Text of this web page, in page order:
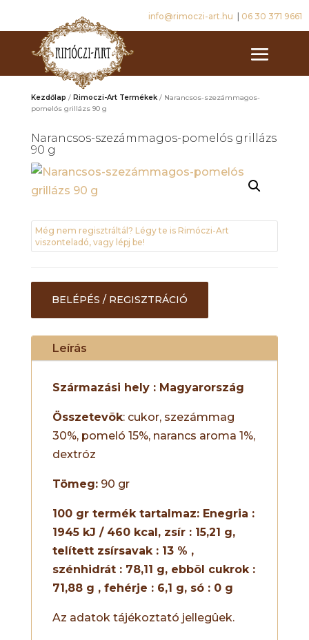
info@rimoczi-art.hu 06 30 371 9661
Kezdőlap / Rimoczi-Art Termékek/ Narancsos-szezámmagos-
pomelós grillázs 90 g
Narancsos-szezámmagos-pomelós grillázs
90 g
Még nem regisztráltál? Légy te is Rimóczi-Art
viszonteladó, vagy lépj be!
BELÉPÉS / REGISZTRÁCIÓ
Leírás
Származási hely : Magyarország
Összetevõk: cukor, szezámmag
30%, pomeló 15%, narancs aroma 1%,
dextróz
Tömeg:90 gr
100 gr termék tartalmaz:Enegria :
1945 kJ / 460 kcal, zsír : 15,21 g,
telített zsírsavak : 13 % ,
szénhidrát : 78,11 g, ebbõl cukrok :
71,88 g , fehérje : 6,1 g, só : 0 g
Az adatok tájékoztató jellegûek.